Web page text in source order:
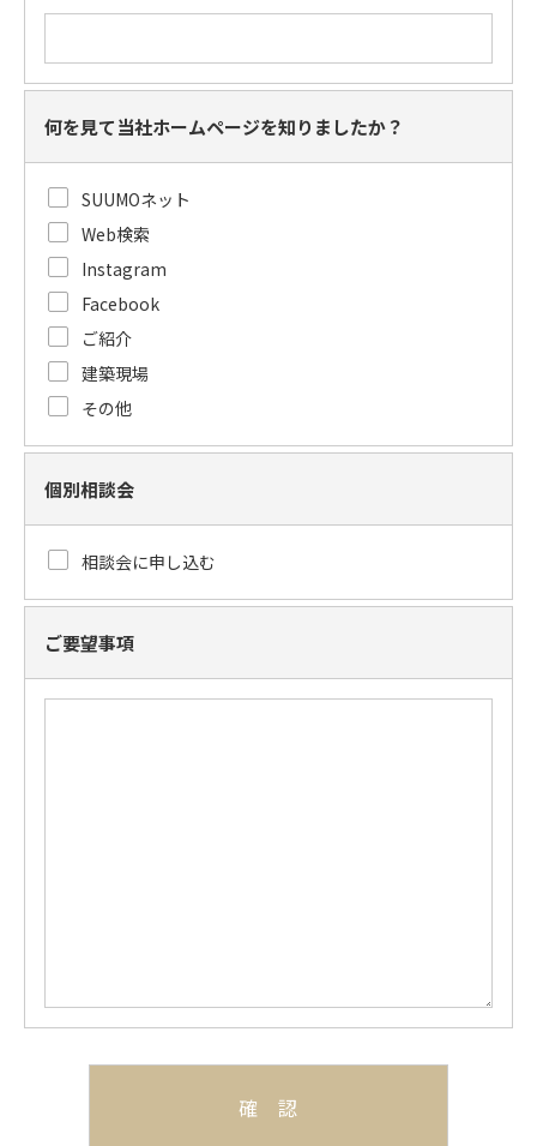
何を見て当社ホームページを知りましたか？
SUUMOネット
Web検索
Instagram
Facebook
ご紹介
建築現場
その他
個別相談会
相談会に申し込む
ご要望事項